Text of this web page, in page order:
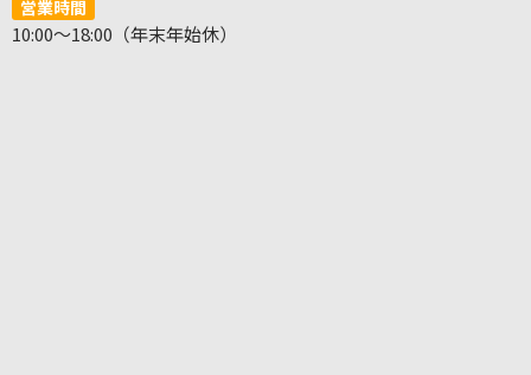
営業時間
10:00～18:00（年末年始休）